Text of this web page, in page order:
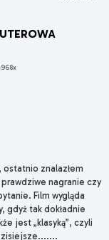
znalazłem
nagranie czy
Film wygląda
gdyż tak dokładnie
jest „klasyką”, czyli